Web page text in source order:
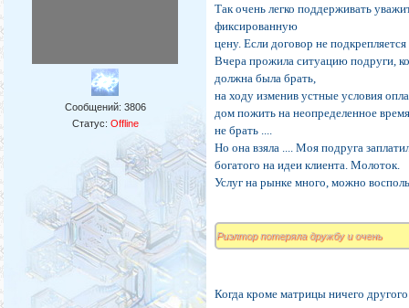
Сообщений: 3806
Статус: Offline
Так очень легко поддерживать
фиксированную
цену. Если договор не
Вчера прожила ситуацию подруги,
должна была брать,
на ходу изменив устные условия
дом пожить на неопределенное
не брать ....
Но она взяла .... Моя подруга
богатого на идеи клиента. Молоток.
Услуг на рынке много, можно
Риэлтор потеряла дружбу и очень
Когда кроме матрицы ничего